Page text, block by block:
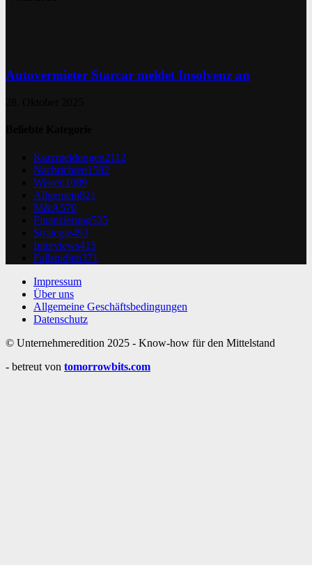
Autovermieter Starcar meldet Insolvenz an
Kurzmeldungen2112
Nachrichten1582
Wissen1089
Allgemein821
M&A570
Finanzierung535
Strategie493
Interviews415
Fallstudien371
Impressum
Über uns
Allgemeine Geschäftsbedingungen
Datenschutz
© Unternehmeredition 2025 - Know-how für den Mittelstand
- betreut von tomorrowbits.com